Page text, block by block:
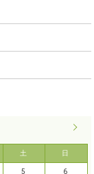
土 日
11
5 6